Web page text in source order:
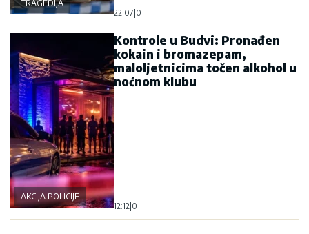
TRAGEDIJA
22:07|0
AKCIJA POLICIJE
Kontrole u Budvi: Pronađen
kokain i bromazepam,
maloljetnicima točen alkohol u
noćnom klubu
12:12|0